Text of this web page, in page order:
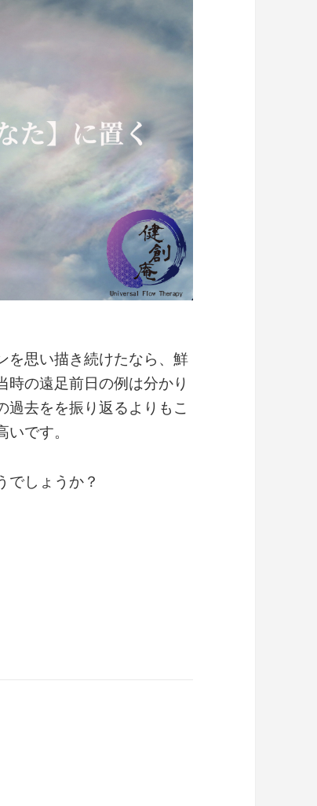
を思い描き続けたなら、鮮
の遠足前日の例は分かり
過去をを振り返るよりもこ
です。
でしょうか？